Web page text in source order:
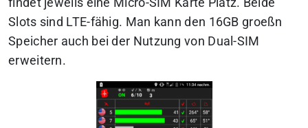
findet jeweils eine Micro-SIM Karte Platz. Beide
Slots sind LTE-fähig. Man kann den 16GB groeßn
Speicher auch bei der Nutzung von Dual-SIM
erweitern.